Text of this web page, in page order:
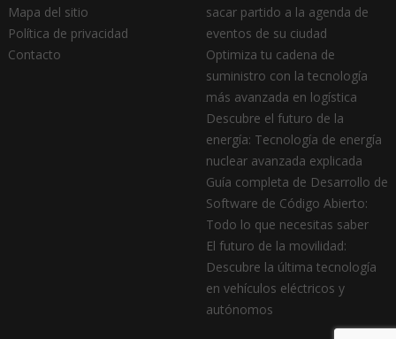
Mapa del sitio
Política de privacidad
Contacto
sacar partido a la agenda de
eventos de su ciudad
Optimiza tu cadena de
suministro con la tecnología
más avanzada en logística
Descubre el futuro de la
energía: Tecnología de energía
nuclear avanzada explicada
Guía completa de Desarrollo de
Software de Código Abierto:
Todo lo que necesitas saber
El futuro de la movilidad:
Descubre la última tecnología
en vehículos eléctricos y
autónomos